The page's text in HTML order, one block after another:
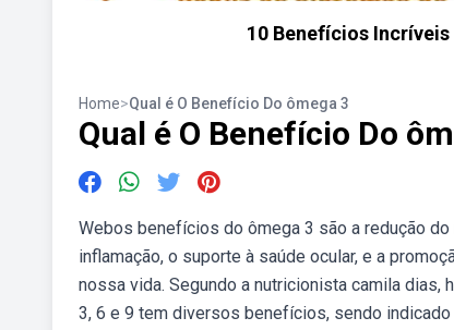
10 Benefícios
Home>Qual é O Benefício Do ômega 3
Qual é O Benefício Do
Webos benefícios do ômega 3 são a redução
inflamação, o suporte à saúde ocular, e a
nossa vida. Segundo a nutricionista camila dias,
3, 6 e 9 tem diversos benefícios, sendo